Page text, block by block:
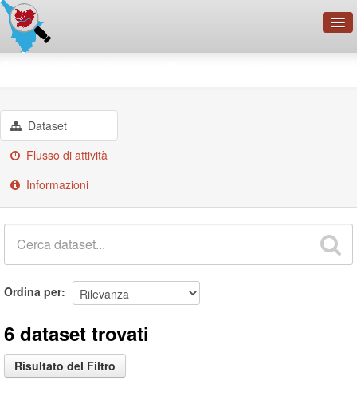
Dataset
Flusso di attività
Informazioni
Ordina per
6 dataset trovati
Risultato del Filtro